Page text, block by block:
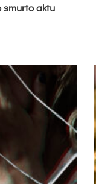
ak­tu